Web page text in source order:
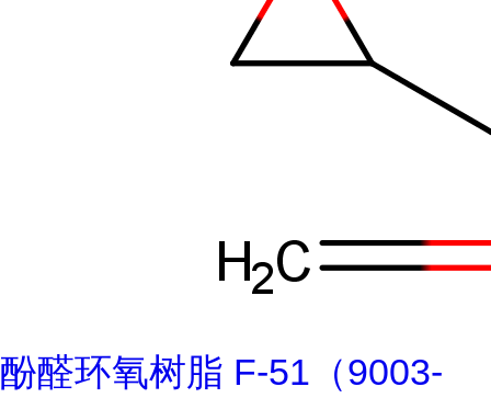
酚醛环氧树脂 F-51（9003-